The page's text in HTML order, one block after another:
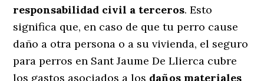
responsabilidad civil a terceros. Esto
significa que, en caso de que tu perro cause
daño a otra persona o a su vivienda, el seguro
para perros en Sant Jaume De Llierca cubre
los gastos asociados a los daños materiales